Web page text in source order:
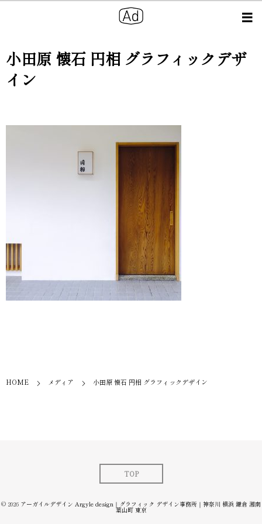
小田原 懐石 円相 グラフィックデザ
イン
HOME メディア 小田原 懐石 円相 グラフィックデザイン
TOP
© 2026 アーガイルデザイン Argyle design｜グラフィック デザイン事務所｜神奈川 横浜 鎌倉 湘南
葉山町 東京